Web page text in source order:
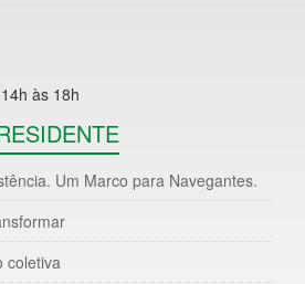
às 18h
Um Marco para Navegantes.
coletiva